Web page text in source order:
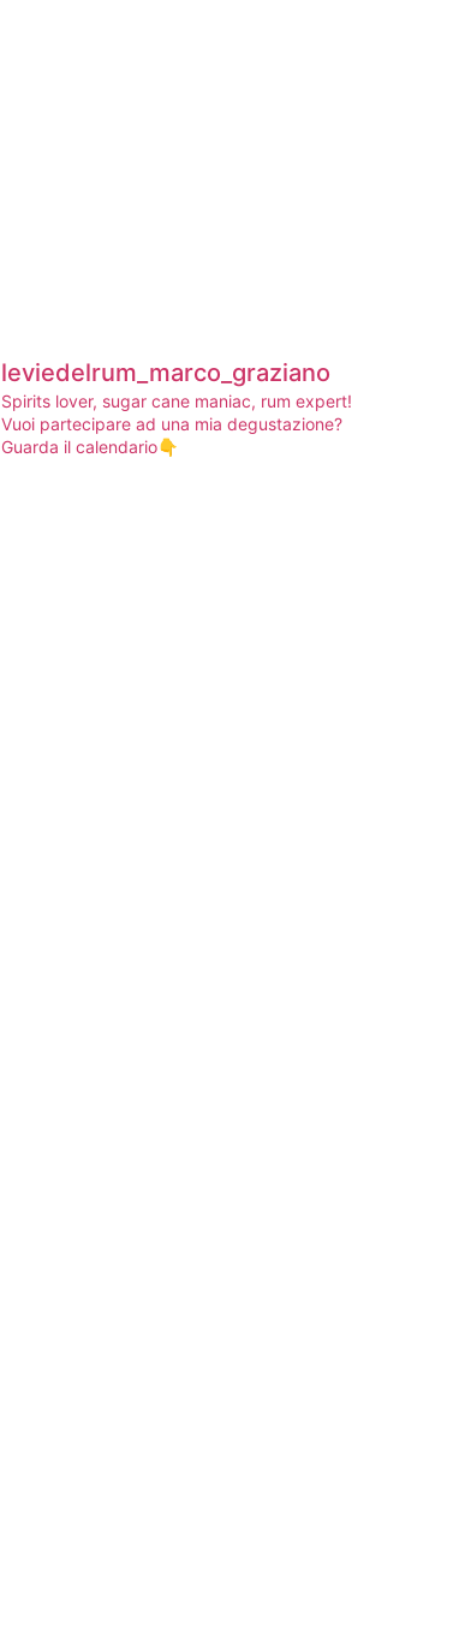
leviedelrum_marco_graziano
Spirits lover, sugar cane maniac, rum expert!
Vuoi partecipare ad una mia degustazione?
Guarda il calendario👇